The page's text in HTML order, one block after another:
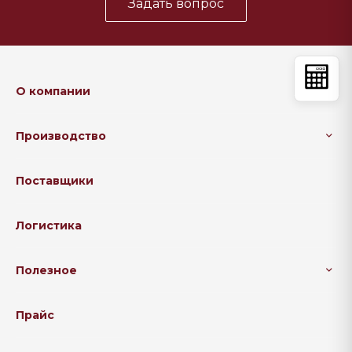
Задать вопрос
О компании
Производство
Поставщики
Логистика
Полезное
Прайс